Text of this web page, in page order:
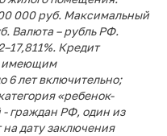
000 руб. Максимальный
Валюта – рубль РФ.
Кредит
имеющим
6 лет включительно;
«ребенок-
- граждан РФ, один из
на дату заключения